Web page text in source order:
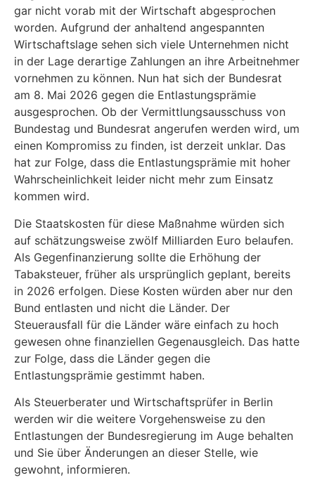
gar nicht vorab mit der Wirtschaft abgesprochen
worden. Aufgrund der anhaltend angespannten
Wirtschaftslage sehen sich viele Unternehmen nicht
in der Lage derartige Zahlungen an ihre Arbeitnehmer
vornehmen zu können. Nun hat sich der Bundesrat
am 8. Mai 2026 gegen die Entlastungsprämie
ausgesprochen. Ob der Vermittlungsausschuss von
Bundestag und Bundesrat angerufen werden wird, um
einen Kompromiss zu finden, ist derzeit unklar. Das
hat zur Folge, dass die Entlastungsprämie mit hoher
Wahrscheinlichkeit leider nicht mehr zum Einsatz
kommen wird.
Die Staatskosten für diese Maßnahme würden sich
auf schätzungsweise zwölf Milliarden Euro belaufen.
Als Gegenfinanzierung sollte die Erhöhung der
Tabaksteuer, früher als ursprünglich geplant, bereits
in 2026 erfolgen. Diese Kosten würden aber nur den
Bund entlasten und nicht die Länder. Der
Steuerausfall für die Länder wäre einfach zu hoch
gewesen ohne finanziellen Gegenausgleich. Das hatte
zur Folge, dass die Länder gegen die
Entlastungsprämie gestimmt haben.
Als Steuerberater und Wirtschaftsprüfer in Berlin
werden wir die weitere Vorgehensweise zu den
Entlastungen der Bundesregierung im Auge behalten
und Sie über Änderungen an dieser Stelle, wie
gewohnt, informieren.